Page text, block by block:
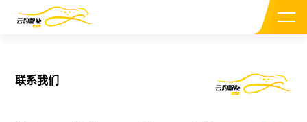
联系我们